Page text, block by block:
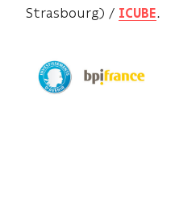
Strasbourg) / ICUBE.